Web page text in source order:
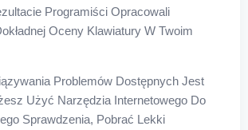
Programiści Opracowali
Oceny Klawiatury W Twoim
Problemów Dostępnych Jest
Użyć Narzędzia Internetowego Do
Sprawdzenia, Pobrać Lekki